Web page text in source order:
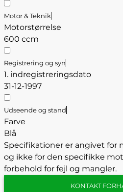
Motor & Teknik
Motorstørrelse
600 ccm
Registrering og syn
1. indregistreringsdato
31-12-1997
Udseende og stand
Farve
Blå
Specifikationer er angivet for
og ikke for den specifikke
forbehold for fejl og mangler.
KONTAKT